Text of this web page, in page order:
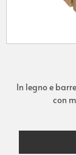
In legno e
con